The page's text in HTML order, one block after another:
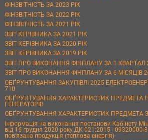
ФІНЗВІТНІСТЬ ЗА 2023 РІК
ФІНЗВІТНІСТЬ ЗА 2022 РІК
ФІНЗВІТНІСТЬ ЗА 2021 РІК
ЗВІТ КЕРІВНИКА ЗА 2021 РІК
ЗВІТ КЕРІВНИКА ЗА 2020 РІК
ЗВІТ КЕРІВНИКА ЗА 2019 РІК
ЗВІТ ПРО ВИКОНАННЯ ФІНПЛАНУ ЗА 1 КВАРТАЛ
ЗВІТ ПРО ВИКОНАННЯ ФІНПЛАНУ ЗА 6 МІСЯЦІВ
ОБҐРУНТУВАННЯ ЗАКУПІВЛІ 2025
710
ОБҐРУНТУВАННЯ ХАРАКТЕРИСТИК ПРЕДМЕТА
ГЕНЕРАТОРІВ
ОБҐРУНТУВАННЯ ХАРАКТЕРИСТИК ПРЕДМЕТА
Інформація на виконання постанови Кабінету
від 16 грудня 2020 року ДК 021:2015 - 09320000-
пов’язана продукція (теплова енергія)